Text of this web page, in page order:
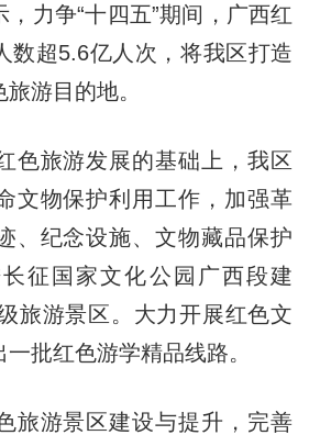
力争“十四五”期间，广西红
数超5.6亿人次，将我区打造
游目的地。
旅游发展的基础上，我区
文物保护利用工作，加强革
、纪念设施、文物藏品保护
征国家文化公园广西段建
旅游景区。大力开展红色文
批红色游学精品线路。
游景区建设与提升，完善